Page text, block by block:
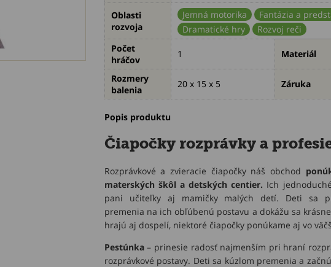
Oblasti
rozvoja
Jemná motorika
Fantázia a
Dramatické hry
Rozvoj reči
Počet
hráčov
1 Materiál
Rozmery
balenia
20 x 15 x 5 Záruka
Popis produktu
Čiapočky rozprávky a
Rozprávkové a zvieracie čiapočky náš obchod
materských škôl a detských centier. Ich
pani učiteľky aj mamičky malých detí. Deti sa
premenia na ich obľúbenú postavu a dokážu sa
hrajú aj dospelí, niektoré čiapočky ponúkame aj vo
Pestúnka– prinesie radosť najmenším pri hraní
rozprávkové postavy. Deti sa kúzlom premenia a